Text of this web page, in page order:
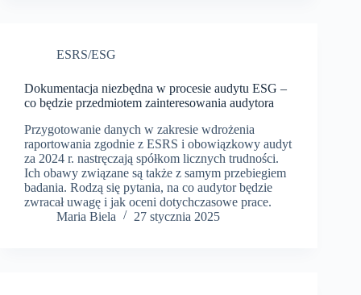
ESRS/ESG
Dokumentacja niezbędna w procesie audytu ESG –
co będzie przedmiotem zainteresowania audytora
Przygotowanie danych w zakresie wdrożenia
raportowania zgodnie z ESRS i obowiązkowy audyt
za 2024 r. nastręczają spółkom licznych trudności.
Ich obawy związane są także z samym przebiegiem
badania. Rodzą się pytania, na co audytor będzie
zwracał uwagę i jak oceni dotychczasowe prace.
Maria Biela
27 stycznia 2025